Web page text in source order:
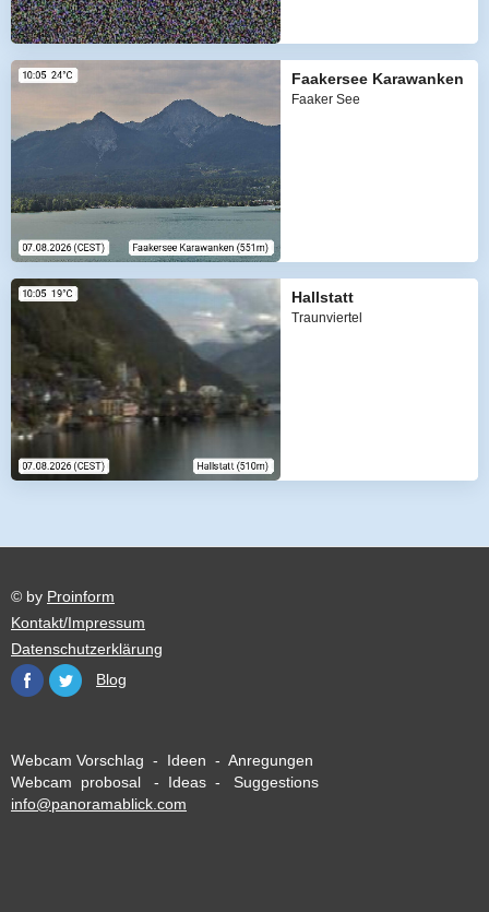
Faakersee Karawanken
Faaker See
Hallstatt
Traunviertel
© by Proinform
Kontakt/Impressum
Datenschutzerklärung
Blog
Webcam Vorschlag - Ideen - Anregungen
Webcam probosal - Ideas - Suggestions
info@panoramablick.com